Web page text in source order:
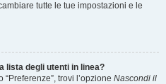
tutte le tue impostazioni e le
lista degli utenti in linea?
trovi l’opzione Nascondi il